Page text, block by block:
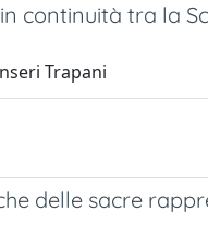
continuità tra la
Trapani
delle sacre